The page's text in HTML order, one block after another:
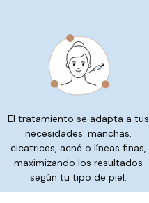
El tratamiento se adapta a tus
necesidades: manchas,
cicatrices, acné o líneas finas,
maximizando los resultados
según tu tipo de piel.